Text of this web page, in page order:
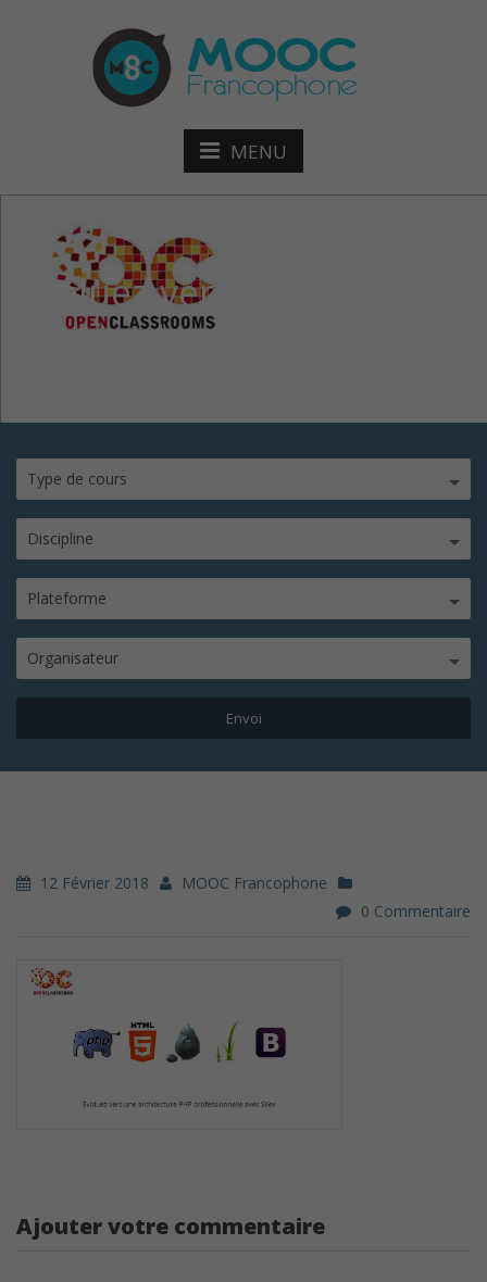
MENU
évoluez-vers-une-
architecture-php-pro
Type de cours
Discipline
Plateforme
Organisateur
12 Février 2018
MOOC Francophone
0 Commentaire
Ajouter votre commentaire